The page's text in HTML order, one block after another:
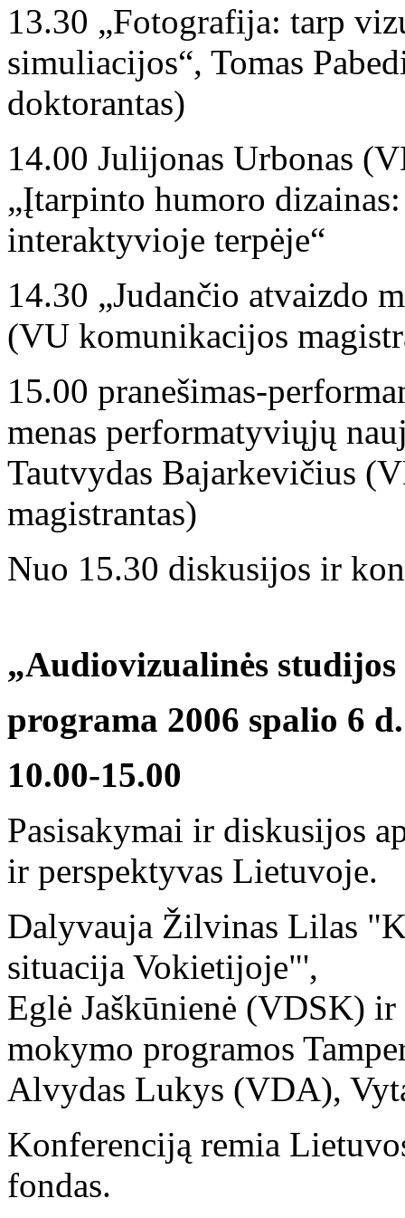
13.30 „Fotografija: tarp
simuliacijos“, Tomas
doktorantas)
14.00 Julijonas Urbonas
„Įtarpinto humoro
interaktyvioje terpėje“
14.30 „Judančio atvaizdo
(VU komunikacijos
15.00 pranešimas-
menas performatyviųjų
Tautvydas Bajarkevičius
magistrantas)
Nuo 15.30 diskusijos ir
„Audiovizualinės
programa 2006 spalio 6
10.00-15.00
Pasisakymai ir diskusijos
ir perspektyvas Lietuvoje.
Dalyvauja Žilvinas Lilas
situacija Vokietijoje"',
Eglė Jaškūnienė (VDSK)
mokymo programos
Alvydas Lukys (VDA),
Konferenciją remia
fondas.